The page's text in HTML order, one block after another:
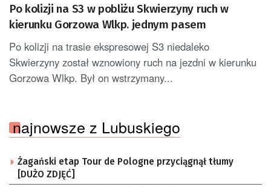
Po kolizji na S3 w pobliżu Skwierzyny ruch w
kierunku Gorzowa Wlkp. jednym pasem
Po kolizji na trasie ekspresowej S3 niedaleko
Skwierzyny został wznowiony ruch na jezdni w kierunku
Gorzowa Wlkp. Był on wstrzymany...
najnowsze z Lubuskiego
Żagański etap Tour de Pologne przyciągnął tłumy
[DUŻO ZDJĘĆ]